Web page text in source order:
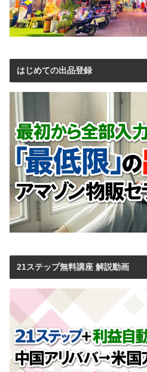
はじめての出品登録
21ステップ無料講座 解説動画